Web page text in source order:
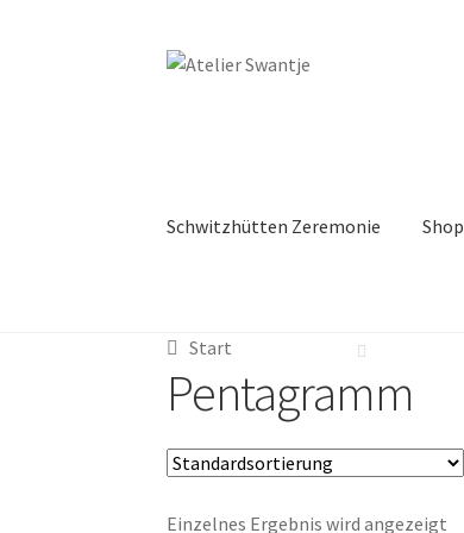
Schwitzhütten Zeremonie Shop
Start
Pentagramm
Einzelnes Ergebnis wird angezeigt